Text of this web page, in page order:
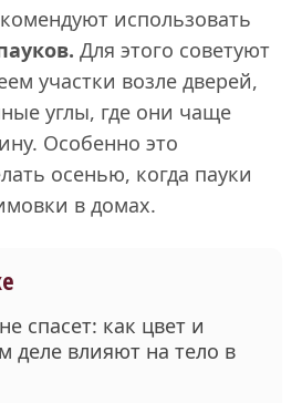
использовать
Для этого советуют
участки возле дверей,
углы, где они чаще
Особенно это
осенью, когда пауки
в домах.
спасет: как цвет и
деле влияют на тело в